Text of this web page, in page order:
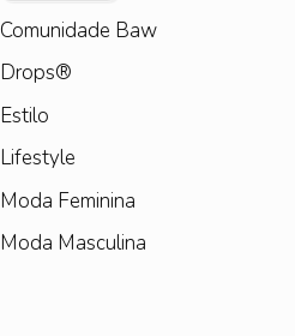
Comunidade Baw
Drops®
Estilo
Lifestyle
Moda Feminina
Moda Masculina